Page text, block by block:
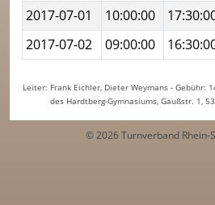
2017-07-01
10:00:00
2017-07-02
09:00:00
Leiter: Frank Eichler, Dieter Weymans - Gebühr:
des Hardtberg-Gymnasiums, Gaußstr. 1,
© 2026 Turnverband Rhein-